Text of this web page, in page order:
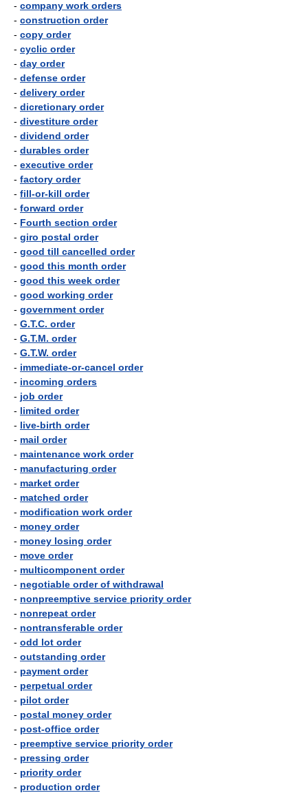
- company work orders
- construction order
- copy order
- cyclic order
- day order
- defense order
- delivery order
- dicretionary order
- divestiture order
- dividend order
- durables order
- executive order
- factory order
- fill-or-kill order
- forward order
- Fourth section order
- giro postal order
- good till cancelled order
- good this month order
- good this week order
- good working order
- government order
- G.T.C. order
- G.T.M. order
- G.T.W. order
- immediate-or-cancel order
- incoming orders
- job order
- limited order
- live-birth order
- mail order
- maintenance work order
- manufacturing order
- market order
- matched order
- modification work order
- money order
- money losing order
- move order
- multicomponent order
- negotiable order of withdrawal
- nonpreemptive service priority order
- nonrepeat order
- nontransferable order
- odd lot order
- outstanding order
- payment order
- perpetual order
- pilot order
- postal money order
- post-office order
- preemptive service priority order
- pressing order
- priority order
- production order